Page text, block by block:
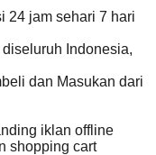
24 jam sehari 7 hari
Indonesia,
dan Masukan dari
iklan offline
shopping cart